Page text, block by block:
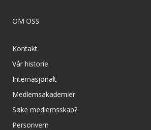
OM OSS
Kontakt
Vår historie
Internasjonalt
Medlemsakademier
Søke medlemsskap?
Personvern